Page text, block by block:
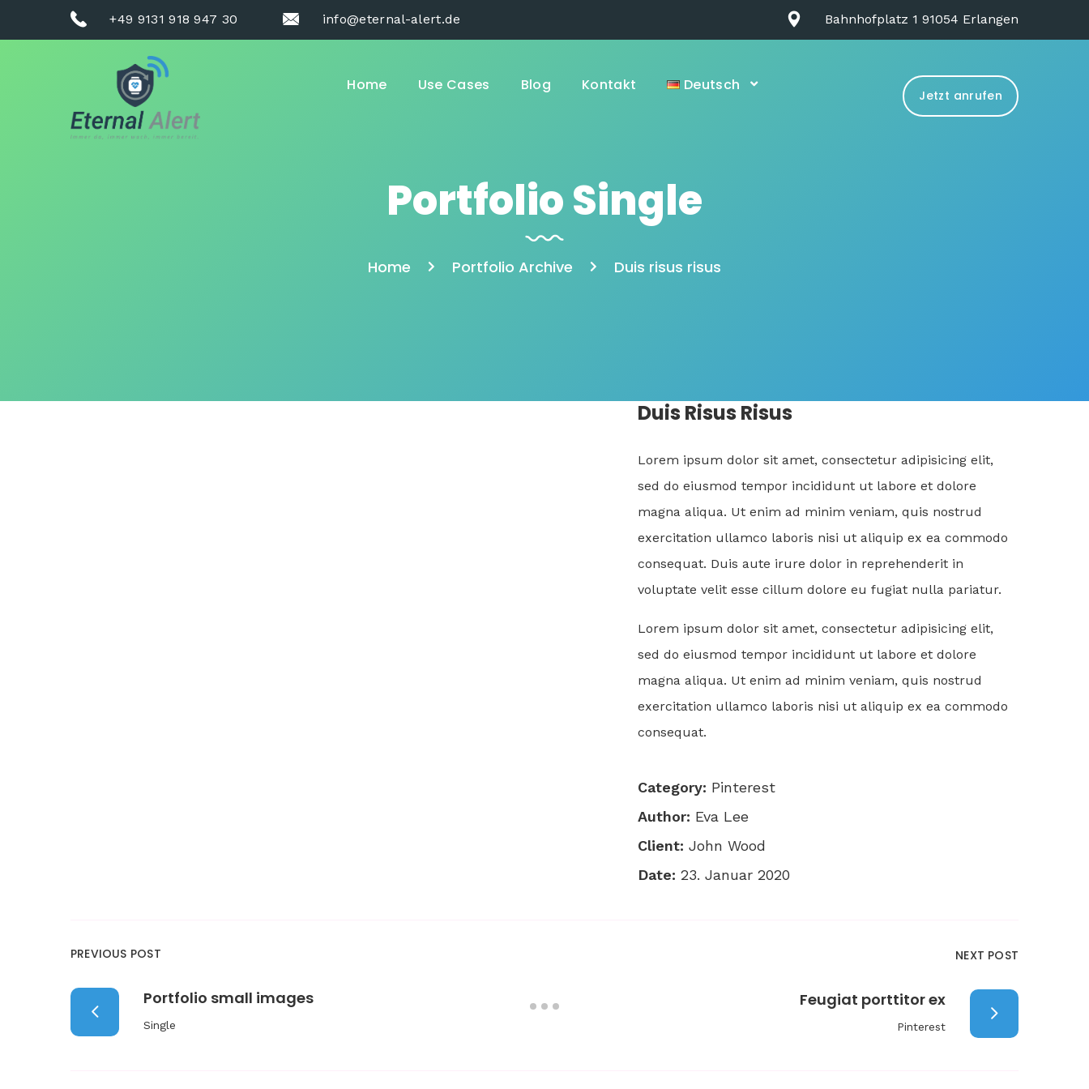
+49 9131 918 947 30 info@eternal-alert.de Bahnhofplatz 1 91054 Erlangen
Home Use Cases Blog Kontakt Deutsch
Jetzt anrufen
Portfolio Single
Home Portfolio Archive Duis risus risus
Duis Risus Risus
Lorem ipsum dolor sit amet, consectetur adipisicing elit,
sed do eiusmod tempor incididunt ut labore et dolore
magna aliqua. Ut enim ad minim veniam, quis nostrud
exercitation ullamco laboris nisi ut aliquip ex ea commodo
consequat. Duis aute irure dolor in reprehenderit in
voluptate velit esse cillum dolore eu fugiat nulla pariatur.
Lorem ipsum dolor sit amet, consectetur adipisicing elit,
sed do eiusmod tempor incididunt ut labore et dolore
magna aliqua. Ut enim ad minim veniam, quis nostrud
exercitation ullamco laboris nisi ut aliquip ex ea commodo
consequat.
Category: Pinterest
Author: Eva Lee
Client:John Wood
Date:23. Januar 2020
PREVIOUS POST
Portfolio small images
Single
NEXT POST
Feugiat porttitor ex
Pinterest